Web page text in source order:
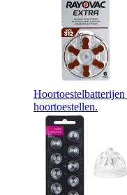
Hoortoestelbatterijen
hoortoestellen.